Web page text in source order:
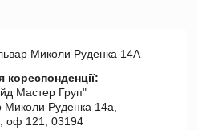
Миколи Руденка 14А
кореспонденції:
Мастер Груп"
Миколи Руденка 14а,
оф 121, 03194